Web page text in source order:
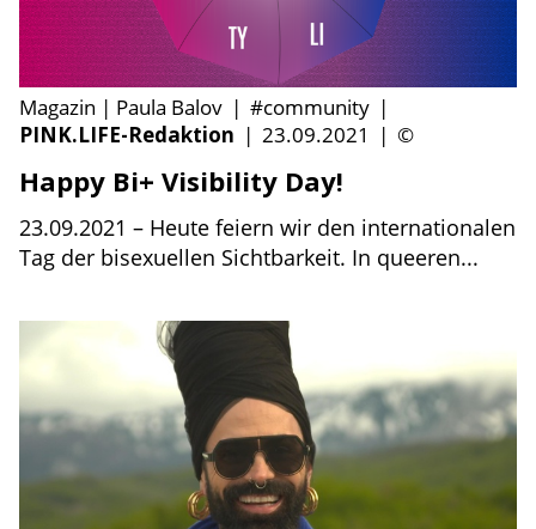
Magazin | Paula Balov | #community |
PINK.LIFE-Redaktion | 23.09.2021 | ©
Happy Bi+ Visibility Day!
23.09.2021 – Heute feiern wir den internationalen
Tag der bisexuellen Sichtbarkeit. In queeren...